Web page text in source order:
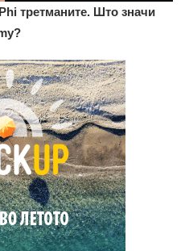
третманите. Што значи